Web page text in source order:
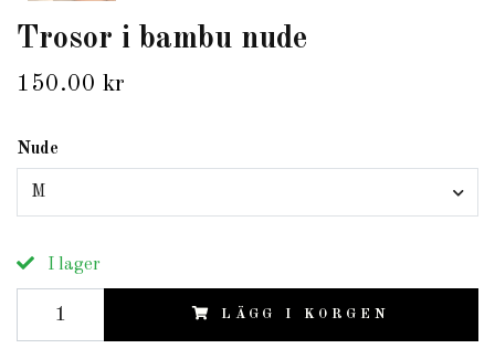
Trosor i bambu nude
150.00 kr
Nude
M
I lager
LÄGG I KORGEN